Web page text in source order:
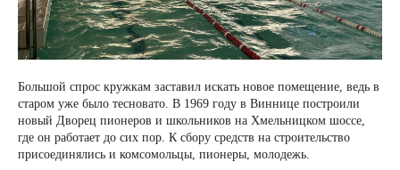
Большой спрос кружкам заставил искать новое помещение, ведь в
старом уже было тесновато. В 1969 году в Виннице построили
новый Дворец пионеров и школьников на Хмельницком шоссе,
где он работает до сих пор. К сбору средств на строительство
присоединялись и комсомольцы, пионеры, молодежь.